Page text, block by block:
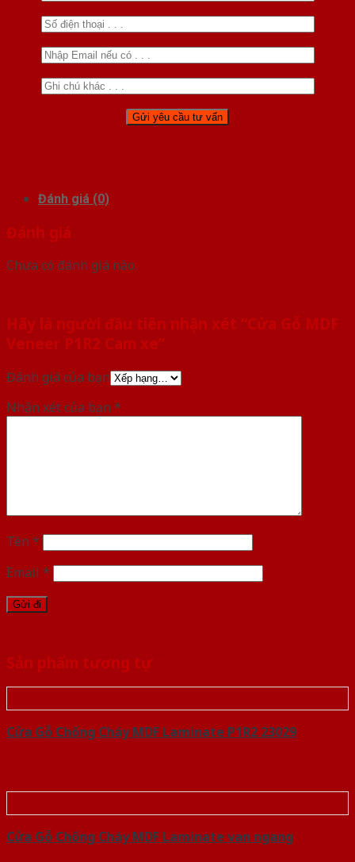
Đánh giá (0)
Đánh giá
Chưa có đánh giá nào.
Hãy là người đầu tiên nhận xét “Cửa Gỗ MDF
Veneer P1R2 Cam xe”
Đánh giá của bạn
Nhận xét của bạn *
Tên *
Email *
Sản phẩm tương tự
Cửa Gỗ Chống Cháy MDF Laminate P1R2 23029
Cửa Gỗ Chống Cháy MDF Laminate van ngang